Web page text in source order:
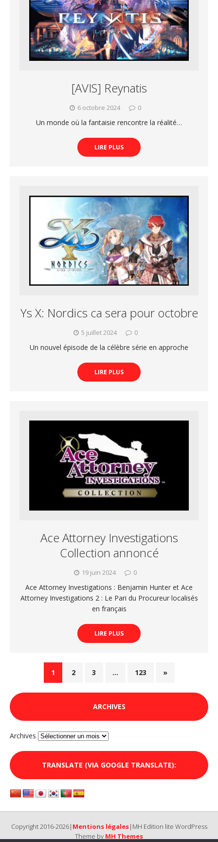
[AVIS] Reynatis
6 octobre 2024 0
Un monde où la fantaisie rencontre la réalité…
LIRE PLUS
Ys X: Nordics ca sera pour octobre
5 juillet 2024 0
Un nouvel épisode de la célèbre série en approche
LIRE PLUS
Ace Attorney Investigations
Collection annoncé
19 juin 2024 0
Ace Attorney Investigations : Benjamin Hunter et Ace
Attorney Investigations 2 : Le Pari du Procureur localisés
en français
LIRE PLUS
1 2 3 … 123 »
ARCHIVES
Archives
TRANSLATE (VIA GOOGLE TRANSLATE):
Copyright 2016-2026| Mentions légales|MH Edition lite WordPress
Theme by MH Themes